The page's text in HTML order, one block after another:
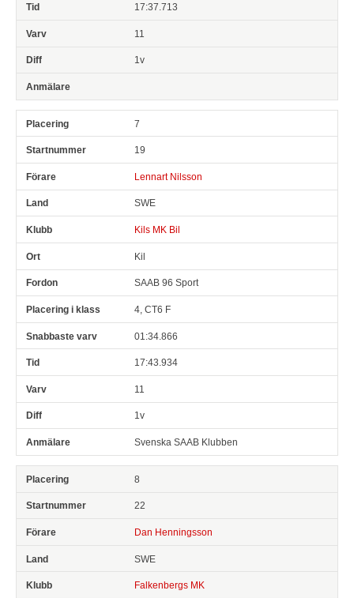
17:37.713
11
1v
7
19
Lennart Nilsson
SWE
Kils MK Bil
Kil
SAAB 96 Sport
4, CT6 F
01:34.866
17:43.934
11
1v
Svenska SAAB Klubben
8
22
Dan Henningsson
SWE
Falkenbergs MK